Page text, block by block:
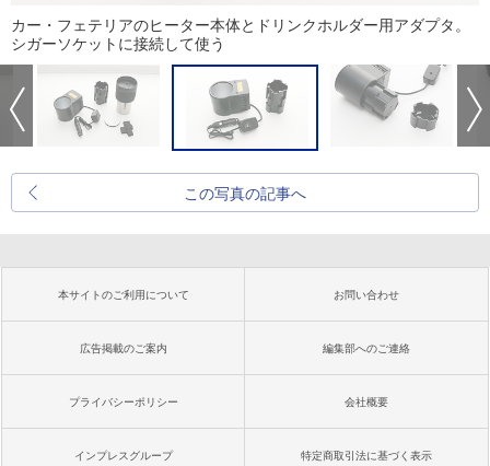
カー・フェテリアのヒーター本体とドリンクホルダー用アダプタ。
シガーソケットに接続して使う
この写真の記事へ
本サイトのご利用について お問い合わせ
広告掲載のご案内 編集部へのご連絡
プライバシーポリシー 会社概要
インプレスグループ 特定商取引法に基づく表示